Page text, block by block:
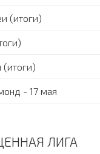
(итоги)
- 17 мая
ЛИГА